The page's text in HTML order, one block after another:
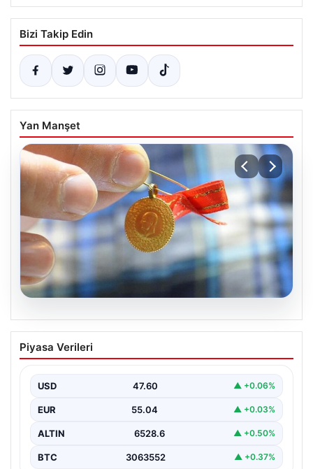
Bizi Takip Edin
Yan Manşet
Altın fiyatları canlı 8 Nisan 2026: Altın
fiyatları ne kadar oldu? Gram, çeyrek,
fiyatları
{ “title”: “8 Nisan 2026 Altın Fiyatları Canlı Takip: Gram,
Çeyrek ve Cumhuriyet Altını…
Piyasa Verileri
USD 47.60 ▲ +0.06%
EUR 55.04 ▲ +0.03%
ALTIN 6528.6 ▲ +0.50%
BTC 3063552 ▲ +0.37%